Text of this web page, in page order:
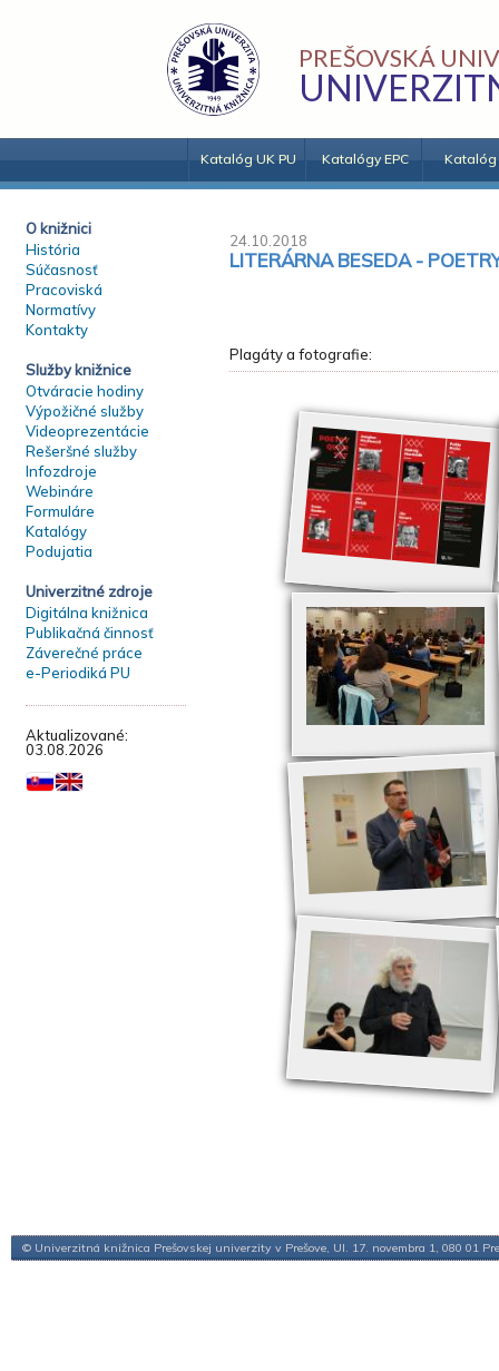
PREŠOVSKÁ
Katalóg UK PU Katalógy EPC Katalóg
O knižnici
História
Súčasnosť
Pracoviská
Normatívy
Kontakty
Služby knižnice
Otváracie hodiny
Výpožičné služby
Videoprezentácie
Rešeršné služby
Infozdroje
Webináre
Formuláre
Katalógy
Podujatia
Univerzitné zdroje
Digitálna knižnica
Publikačná činnosť
Záverečné práce
e-Periodiká PU
Aktualizované:
03.08.2026
24.10.2018
LITERÁRNA BESEDA -
Plagáty a fotografie:
© Univerzitná knižnica Prešovskej univerzity v Prešove, Ul. 17. novembra 1, 080 01